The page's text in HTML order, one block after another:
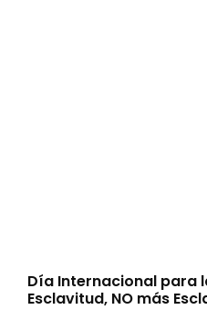
Día Internacional para
Esclavitud, NO más